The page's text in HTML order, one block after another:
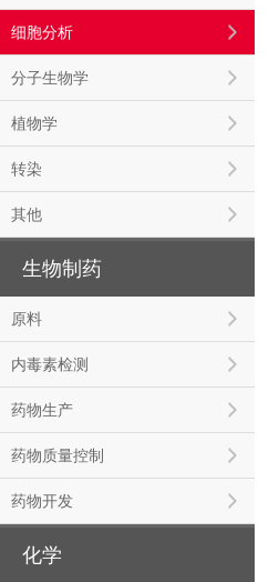
细胞分析
分子生物学
植物学
转染
其他
生物制药
原料
内毒素检测
药物生产
药物质量控制
药物开发
化学